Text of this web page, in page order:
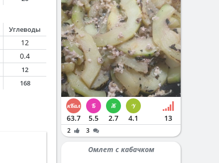
Углеводы
12
0.4
12
168
63.7 5.5 2.7 4.1 13
2 3
Омлет с кабачком